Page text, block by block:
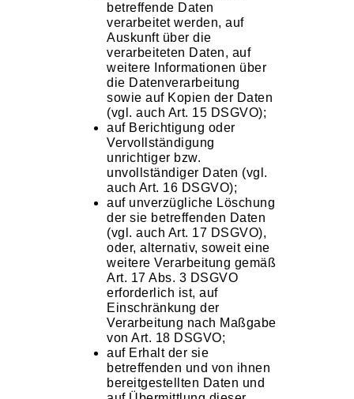
betreffende Daten
verarbeitet werden, auf
Auskunft über die
verarbeiteten Daten, auf
weitere Informationen über
die Datenverarbeitung
sowie auf Kopien der Daten
(vgl. auch Art. 15 DSGVO);
auf Berichtigung oder
Vervollständigung
unrichtiger bzw.
unvollständiger Daten (vgl.
auch Art. 16 DSGVO);
auf unverzügliche Löschung
der sie betreffenden Daten
(vgl. auch Art. 17 DSGVO),
oder, alternativ, soweit eine
weitere Verarbeitung gemäß
Art. 17 Abs. 3 DSGVO
erforderlich ist, auf
Einschränkung der
Verarbeitung nach Maßgabe
von Art. 18 DSGVO;
auf Erhalt der sie
betreffenden und von ihnen
bereitgestellten Daten und